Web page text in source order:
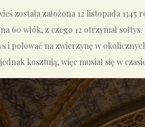
została założona 12 listopada
60 włók, z czego 12 otrzymał
i polować na zwierzynę w
kosztują, więc musiał się w